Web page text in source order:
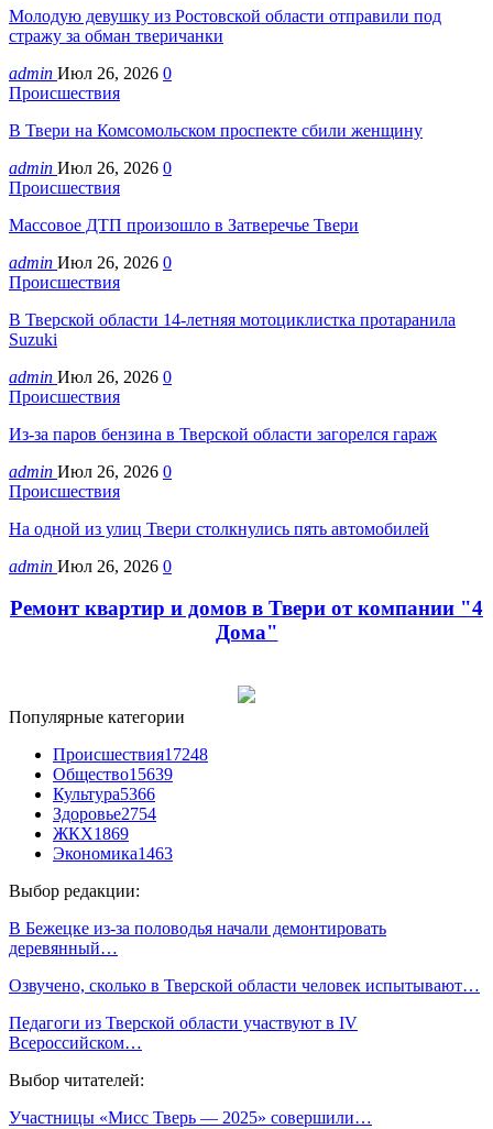
Молодую девушку из Ростовской области отправили под
стражу за обман тверичанки
admin Июл 26, 2026 0
Происшествия
В Твери на Комсомольском проспекте сбили женщину
admin Июл 26, 2026 0
Происшествия
Массовое ДТП произошло в Затверечье Твери
admin Июл 26, 2026 0
Происшествия
В Тверской области 14-летняя мотоциклистка протаранила
Suzuki
admin Июл 26, 2026 0
Происшествия
Из-за паров бензина в Тверской области загорелся гараж
admin Июл 26, 2026 0
Происшествия
На одной из улиц Твери столкнулись пять автомобилей
admin Июл 26, 2026 0
Ремонт квартир и домов в Твери от компании "4
Дома"
Популярные категории
Происшествия17248
Общество15639
Культура5366
Здоровье2754
ЖКХ1869
Экономика1463
Выбор редакции:
В Бежецке из-за половодья начали демонтировать
деревянный…
Озвучено, сколько в Тверской области человек испытывают…
Педагоги из Тверской области участвуют в IV
Всероссийском…
Выбор читателей:
Участницы «Мисс Тверь — 2025» совершили…